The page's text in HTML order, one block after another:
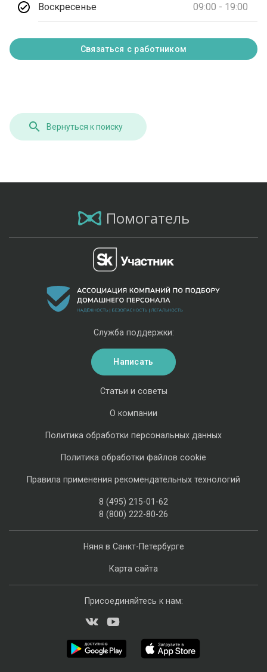
Воскресенье 09:00 - 19:00
Связаться с работником
Вернуться к поиску
Помогатель
Няня в Санкт-Петербурге
Карта сайта
Статьи и советы
О компании
Политика обработки персональных данных
Политика обработки файлов cookie
Правила применения рекомендательных технологий
8 (495) 215-01-62
8 (800) 222-80-26
Служба поддержки:
Написать
Присоединяйтесь к нам: